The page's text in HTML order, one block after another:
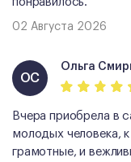
02 Августа 2026
ОС
Ольга
Вчера приобрела в
молодых человека,
грамотные, и